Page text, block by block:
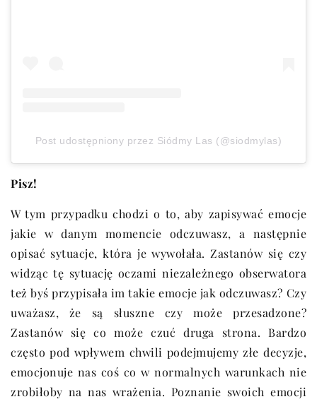
Post udostępniony przez Siódmy Las (@siodmylas)
Pisz!
W tym przypadku chodzi o to, aby zapisywać emocje
jakie w danym momencie odczuwasz, a następnie
opisać sytuacje, która je wywołała. Zastanów się czy
widząc tę sytuację oczami niezależnego obserwatora
też byś przypisała im takie emocje jak odczuwasz? Czy
uważasz, że są słuszne czy może przesadzone?
Zastanów się co może czuć druga strona. Bardzo
często pod wpływem chwili podejmujemy złe decyzje,
emocjonuje nas coś co w normalnych warunkach nie
zrobiłoby na nas wrażenia. Poznanie swoich emocji